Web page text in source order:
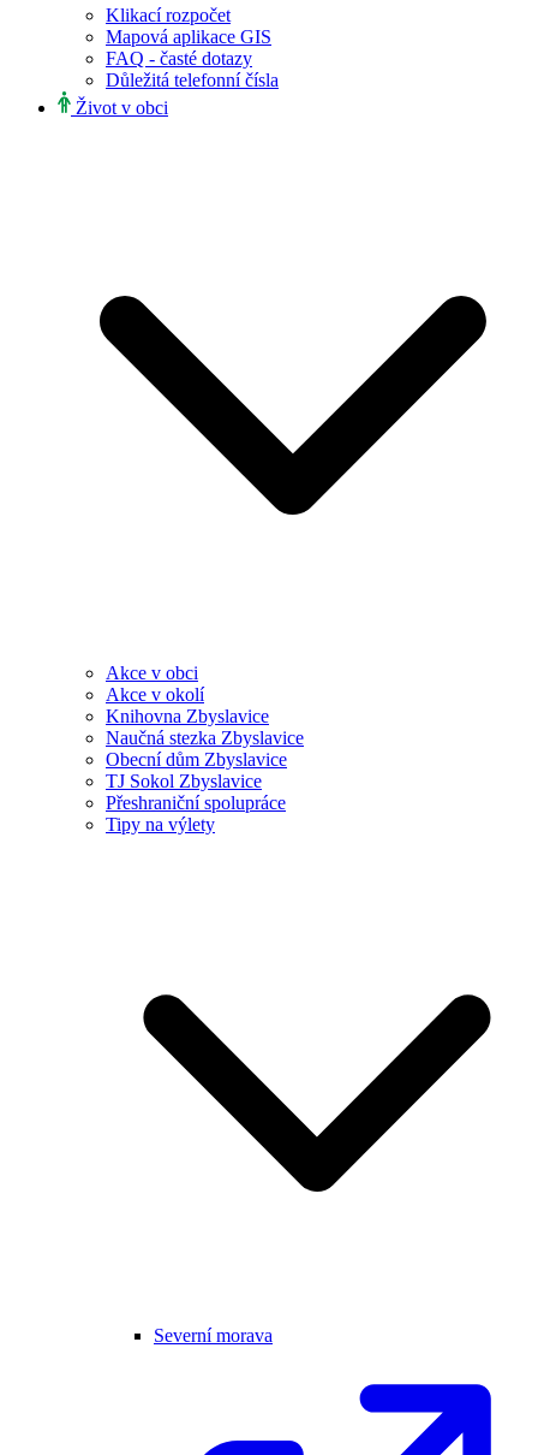
Klikací rozpočet
Mapová aplikace GIS
FAQ - časté dotazy
Důležitá telefonní čísla
Život v obci
Akce v obci
Akce v okolí
Knihovna Zbyslavice
Naučná stezka Zbyslavice
Obecní dům Zbyslavice
TJ Sokol Zbyslavice
Přeshraniční spolupráce
Tipy na výlety
Severní morava